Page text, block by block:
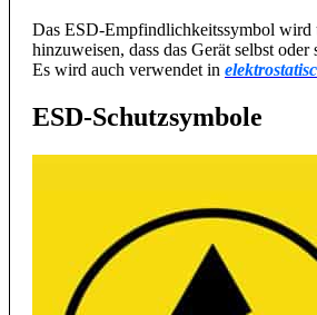
Das ESD-Empfindlichkeitssymbol wird
hinzuweisen, dass das Gerät selbst
Es wird auch verwendet in
ESD-Schutzsymbole